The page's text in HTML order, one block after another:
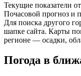
Текущие показатели
Почасовой прогноз и
Для поиска другого
шапке сайта. Карты
регионе — осадки,
Погода в